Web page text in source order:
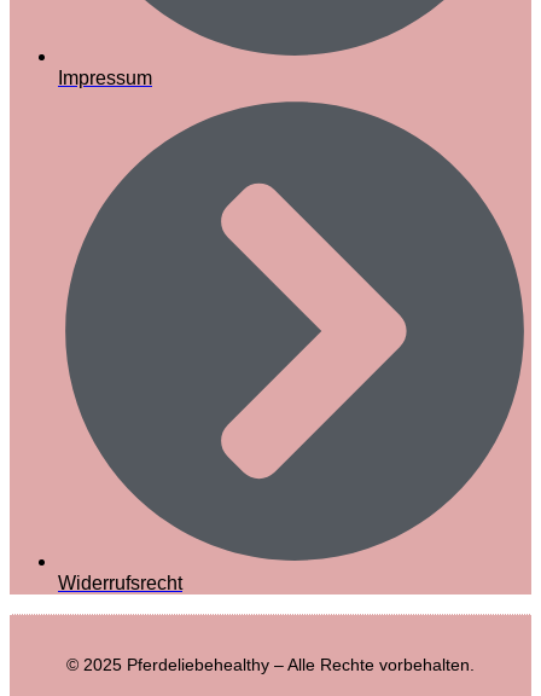
Impressum
Widerrufsrecht
© 2025 Pferdeliebehealthy – Alle Rechte vorbehalten.